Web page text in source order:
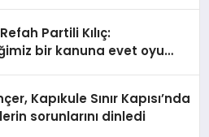
Partili Kılıç:
bir kanuna evet oyu
Kapıkule Sınır Kapısı’nda
sorunlarını dinledi